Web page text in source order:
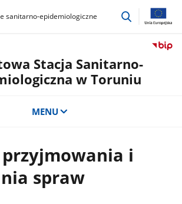
sanitarno-epidemiologiczne
przejdź
Stacja Sanitarno-
w Toruniu
MENU
przyjmowania i
spraw